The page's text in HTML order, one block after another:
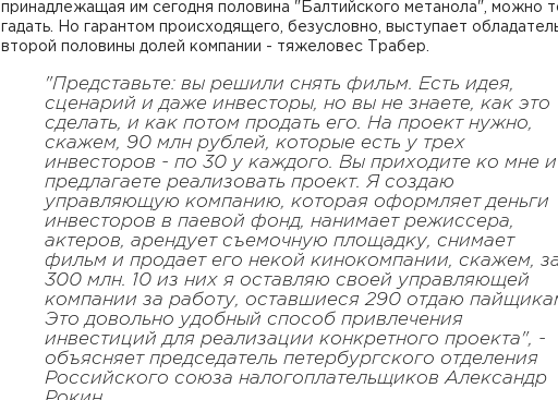
принадлежащая им сегодня половина "Балтийского метанола", можно
гадать. Но гарантом происходящего, безусловно, выступает
второй половины долей компании - тяжеловес Трабер.
"Представьте: вы решили снять фильм. Есть идея,
сценарий и даже инвесторы, но вы не знаете, как это
сделать, и как потом продать его. На проект нужно,
скажем, 90 млн рублей, которые есть у трех
инвесторов - по 30 у каждого. Вы приходите ко мне и
предлагаете реализовать проект. Я создаю
управляющую компанию, которая оформляет деньги
инвесторов в паевой фонд, нанимает режиссера,
актеров, арендует съемочную площадку, снимает
фильм и продает его некой кинокомпании, скажем,
300 млн. 10 из них я оставляю своей управляющей
компании за работу, оставшиеся 290 отдаю
Это довольно удобный способ привлечения
инвестиций для реализации конкретного проекта", -
объясняет председатель петербургского отделения
Российского союза налогоплательщиков Александр